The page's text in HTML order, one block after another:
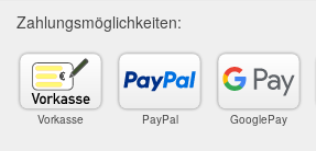
Zahlungsmöglichkeiten:
Vorkasse PayPal GooglePay